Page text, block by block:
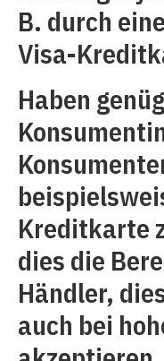
B. durch
Visa-
Haben
Kreditkarte
dies die
Händler,
auch bei